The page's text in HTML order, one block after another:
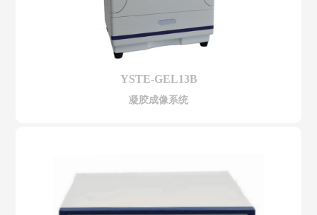
YSTE-GEL13B
凝胶成像系统